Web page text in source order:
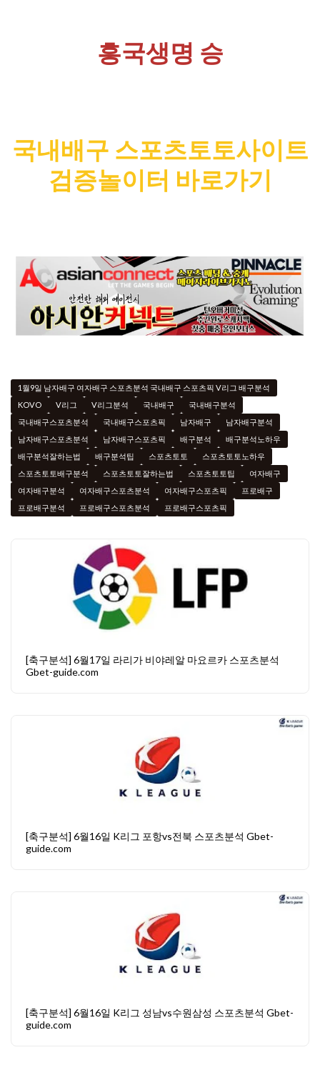
흥국생명 승
국내배구 스포츠토토사이트
검증놀이터 바로가기
1월9일 남자배구 여자배구 스포츠분석 국내배구 스포츠픽 V리그 배구분석
KOVO
V리그 V리그분석 국내배구
국내배구분석
국내배구스포츠분석
국내배구스포츠픽 남자배구
남자배구분석
남자배구스포츠분석
남자배구스포츠픽 배구분석
배구분석노하우
배구분석잘하는법
배구분석팁 스포츠토토
스포츠토토노하우
스포츠토토배구분석
스포츠토토잘하는법 스포츠토토팁
여자배구
여자배구분석
여자배구스포츠분석 여자배구스포츠픽
프로배구
프로배구분석
프로배구스포츠분석 프로배구스포츠픽
[축구분석] 6월17일 라리가 비야레알 마요르카 스포츠분석
Gbet-guide.com
[축구분석] 6월16일 K리그 포항vs전북 스포츠분석 Gbet-
guide.com
[축구분석] 6월16일 K리그 성남vs수원삼성 스포츠분석 Gbet-
guide.com